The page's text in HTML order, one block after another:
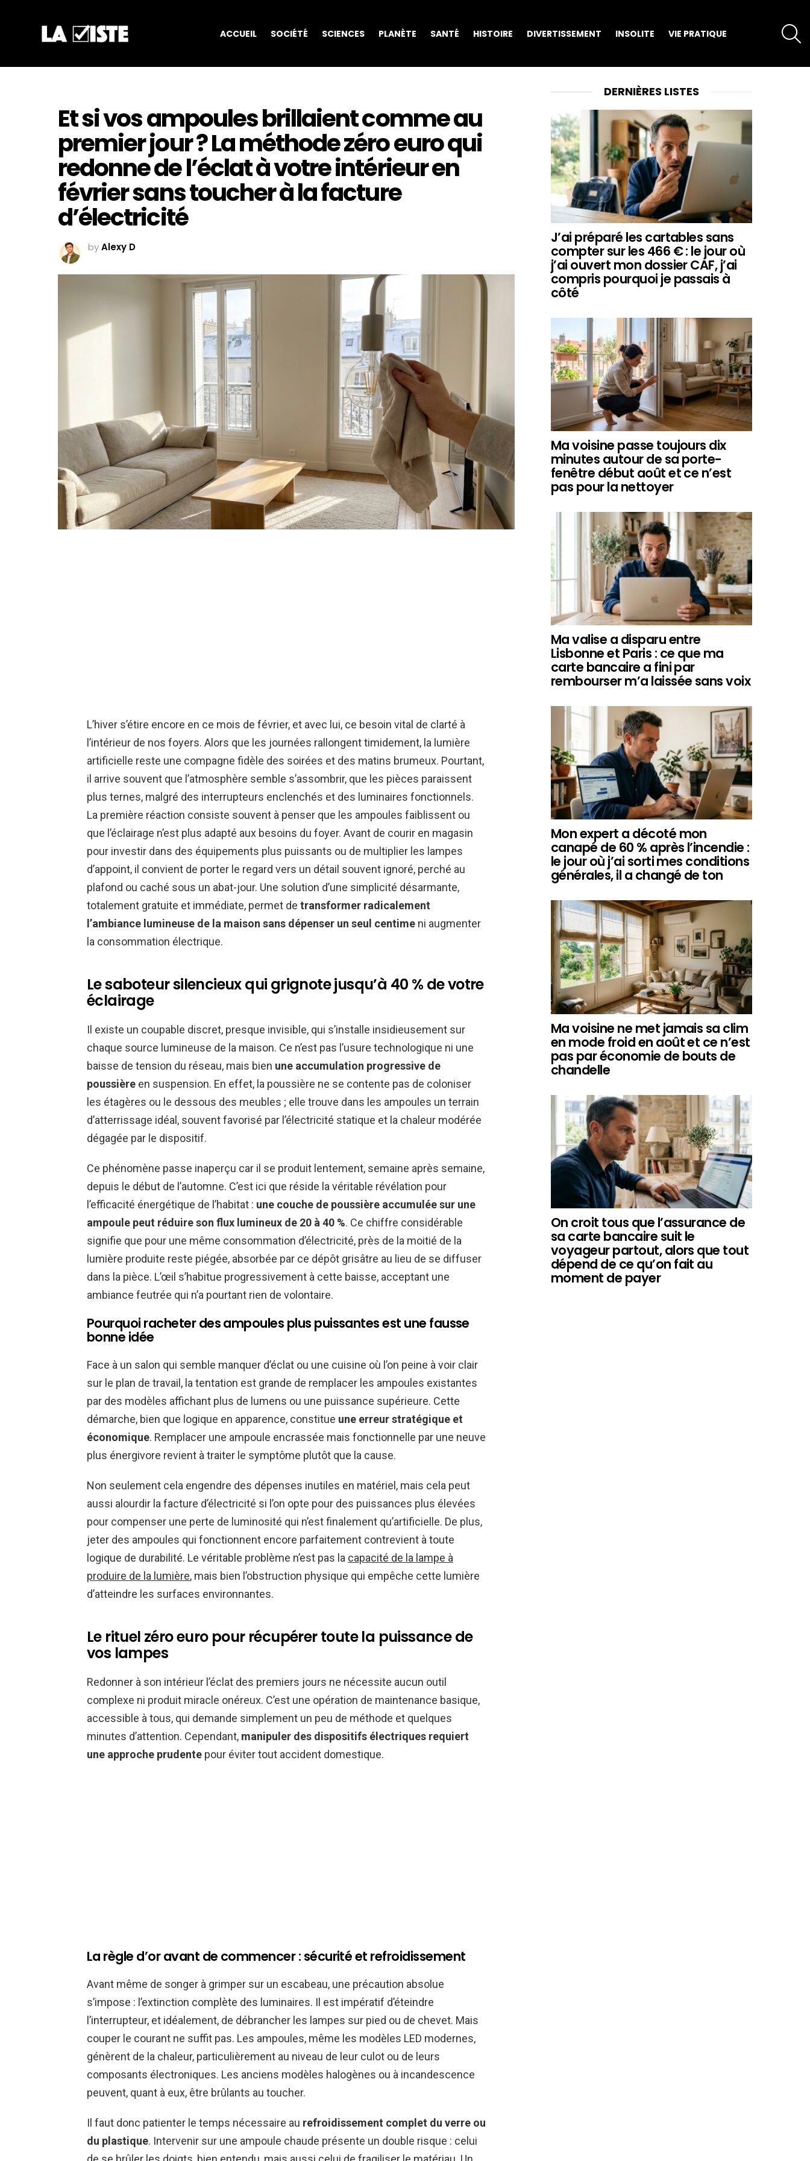
ACCUEIL SOCIÉTÉ SCIENCES PLANÈTE SANTÉ HISTOIRE DIVERTISSEMENT INSOLITE VIE PRATIQUE
Et si vos ampoules brillaient comme au
premier jour ? La méthode zéro euro qui
redonne de l’éclat à votre intérieur en
février sans toucher à la facture
d’électricité
byAlexy D
L’hiver s’étire encore en ce mois de février, et avec lui, ce besoin vital de clarté à
l’intérieur de nos foyers. Alors que les journées rallongent timidement, la lumière
artificielle reste une compagne fidèle des soirées et des matins brumeux. Pourtant,
il arrive souvent que l’atmosphère semble s’assombrir, que les pièces paraissent
plus ternes, malgré des interrupteurs enclenchés et des luminaires fonctionnels.
La première réaction consiste souvent à penser que les ampoules faiblissent ou
que l’éclairage n’est plus adapté aux besoins du foyer. Avant de courir en magasin
pour investir dans des équipements plus puissants ou de multiplier les lampes
d’appoint, il convient de porter le regard vers un détail souvent ignoré, perché au
plafond ou caché sous un abat-jour. Une solution d’une simplicité désarmante,
totalement gratuite et immédiate, permet de transformer radicalement
l’ambiance lumineuse de la maison sans dépenser un seul centime ni augmenter
la consommation électrique.
Le saboteur silencieux qui grignote jusqu’à 40 % de votre
éclairage
Il existe un coupable discret, presque invisible, qui s’installe insidieusement sur
chaque source lumineuse de la maison. Ce n’est pas l’usure technologique ni une
baisse de tension du réseau, mais bien une accumulation progressive de
poussière en suspension. En effet, la poussière ne se contente pas de coloniser
les étagères ou le dessous des meubles ; elle trouve dans les ampoules un terrain
d’atterrissage idéal, souvent favorisé par l’électricité statique et la chaleur modérée
dégagée par le dispositif.
Ce phénomène passe inaperçu car il se produit lentement, semaine après semaine,
depuis le début de l’automne. C’est ici que réside la véritable révélation pour
l’efficacité énergétique de l’habitat : une couche de poussière accumulée sur une
ampoule peut réduire son flux lumineux de 20 à 40 %. Ce chiffre considérable
signifie que pour une même consommation d’électricité, près de la moitié de la
lumière produite reste piégée, absorbée par ce dépôt grisâtre au lieu de se diffuser
dans la pièce. L’œil s’habitue progressivement à cette baisse, acceptant une
ambiance feutrée qui n’a pourtant rien de volontaire.
Pourquoi racheter des ampoules plus puissantes est une fausse
bonne idée
Face à un salon qui semble manquer d’éclat ou une cuisine où l’on peine à voir clair
sur le plan de travail, la tentation est grande de remplacer les ampoules existantes
par des modèles affichant plus de lumens ou une puissance supérieure. Cette
démarche, bien que logique en apparence, constitue une erreur stratégique et
économique. Remplacer une ampoule encrassée mais fonctionnelle par une neuve
plus énergivore revient à traiter le symptôme plutôt que la cause.
Non seulement cela engendre des dépenses inutiles en matériel, mais cela peut
aussi alourdir la facture d’électricité si l’on opte pour des puissances plus élevées
pour compenser une perte de luminosité qui n’est finalement qu’artificielle. De plus,
jeter des ampoules qui fonctionnent encore parfaitement contrevient à toute
logique de durabilité. Le véritable problème n’est pas la capacité de la lampe à
produire de la lumière, mais bien l’obstruction physique qui empêche cette lumière
d’atteindre les surfaces environnantes.
Le rituel zéro euro pour récupérer toute la puissance de
vos lampes
Redonner à son intérieur l’éclat des premiers jours ne nécessite aucun outil
complexe ni produit miracle onéreux. C’est une opération de maintenance basique,
accessible à tous, qui demande simplement un peu de méthode et quelques
minutes d’attention. Cependant, manipuler des dispositifs électriques requiert
une approche prudente pour éviter tout accident domestique.
La règle d’or avant de commencer : sécurité et refroidissement
Avant même de songer à grimper sur un escabeau, une précaution absolue
s’impose : l’extinction complète des luminaires. Il est impératif d’éteindre
l’interrupteur, et idéalement, de débrancher les lampes sur pied ou de chevet. Mais
couper le courant ne suffit pas. Les ampoules, même les modèles LED modernes,
génèrent de la chaleur, particulièrement au niveau de leur culot ou de leurs
composants électroniques. Les anciens modèles halogènes ou à incandescence
peuvent, quant à eux, être brûlants au toucher.
Il faut donc patienter le temps nécessaire au refroidissement complet du verre ou
du plastique. Intervenir sur une ampoule chaude présente un double risque : celui
DERNIÈRES LISTES
J’ai préparé les cartables sans
compter sur les 466 € : le jour où
j’ai ouvert mon dossier CAF, j’ai
compris pourquoi je passais à
côté
Ma voisine passe toujours dix
minutes autour de sa porte-
fenêtre début août et ce n’est
pas pour la nettoyer
Ma valise a disparu entre
Lisbonne et Paris : ce que ma
carte bancaire a fini par
rembourser m’a laissée sans voix
Mon expert a décoté mon
canapé de 60 % après l’incendie :
le jour où j’ai sorti mes conditions
générales, il a changé de ton
Ma voisine ne met jamais sa clim
en mode froid en août et ce n’est
pas par économie de bouts de
chandelle
On croit tous que l’assurance de
sa carte bancaire suit le
voyageur partout, alors que tout
dépend de ce qu’on fait au
moment de payer